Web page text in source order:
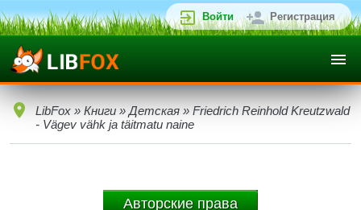
Войти Регистрация
LibFox » Книги » Детская » Friedrich Reinhold Kreutzwald
- Vägev vähk ja täitmatu naine
Авторские права